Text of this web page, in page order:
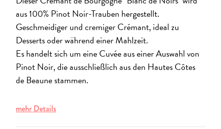
aus 100% Pinot Noir-Trauben hergestellt.
Geschmeidiger und cremiger Crémant, ideal zu
Desserts oder während einer Mahlzeit.
Es handelt sich um eine Cuvée aus einer Auswahl von
Pinot Noir, die ausschließlich aus den Hautes Côtes
de Beaune stammen.
mehr Details